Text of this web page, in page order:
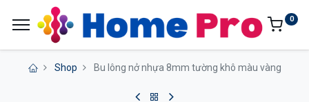
0
Shop Bu lông nở nhựa 8mm tường khô màu vàng